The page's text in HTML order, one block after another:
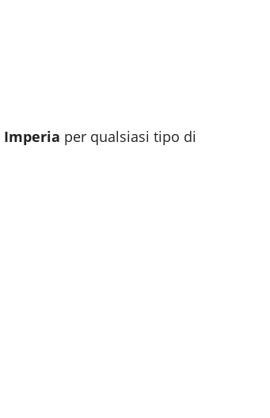
Imperia per qualsiasi tipo di